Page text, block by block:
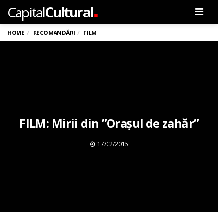
CapitalCultural
HOME RECOMANDĂRI FILM
FILM: Mirii din ”Orașul de zahăr”
17/02/2015